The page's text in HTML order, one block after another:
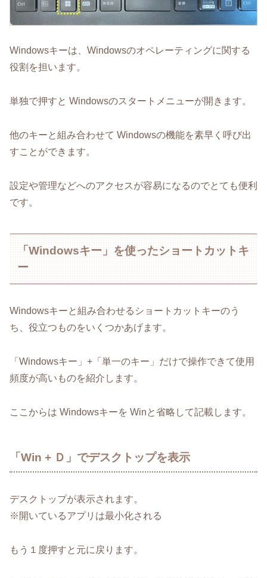
Windowsキーは、Windowsのオペレーティングに関する
役割を担います。
単独で押すと Windowsのスタートメニューが開きます。
他のキーと組み合わせて Windowsの機能を素早く呼び出
すことができます。
設定や管理などへのアクセスが容易になるのでとても便利
です。
「Windowsキー」を使ったショートカットキ
ー
Windowsキーと組み合わせるショートカットキーのう
ち、役立つものをいくつかあげます。
「Windowsキー」+「単一のキー」だけで操作できて使用
頻度が高いものを紹介します。
ここからは Windowsキーを Winと省略して記載します。
「Win + Ｄ」でデスクトップを表示
デスクトップが表示されます。
※開いているアプリは最小化される
もう１度押すと元に戻ります。